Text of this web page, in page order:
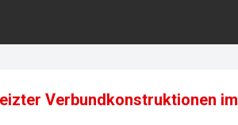
Verbundkonstruktionen im